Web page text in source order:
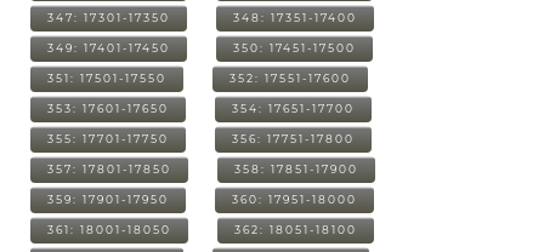
347: 17301-17350 348: 17351-17400
349: 17401-17450 350: 17451-17500
351: 17501-17550 352: 17551-17600
353: 17601-17650 354: 17651-17700
355: 17701-17750 356: 17751-17800
357: 17801-17850 358: 17851-17900
359: 17901-17950 360: 17951-18000
361: 18001-18050 362: 18051-18100